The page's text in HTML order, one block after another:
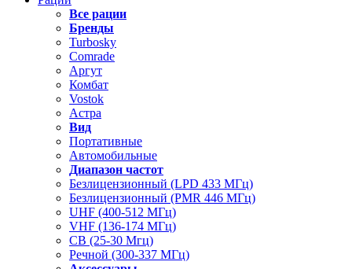
Все рации
Бренды
Turbosky
Comrade
Аргут
Комбат
Vostok
Астра
Вид
Портативные
Автомобильные
Диапазон частот
Безлицензионный (LPD 433 МГц)
Безлицензионный (PMR 446 МГц)
UHF (400-512 МГц)
VHF (136-174 МГц)
CB (25-30 Мгц)
Речной (300-337 МГц)